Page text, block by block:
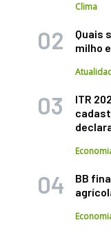
Clima
Quais
milho
ITR
BB